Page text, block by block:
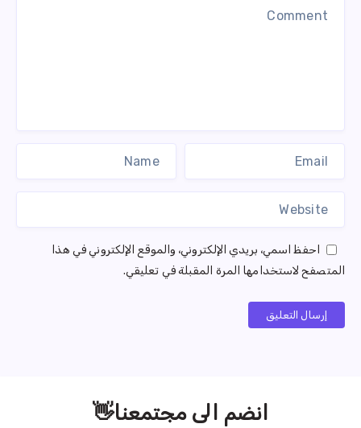
احفظ اسمي، بريدي الإلكتروني، والموقع الإلكتروني في هذا
المتصفح لاستخدامها المرة المقبلة في تعليقي.
إرسال التعليق
انضم الى مجتمعنا👋